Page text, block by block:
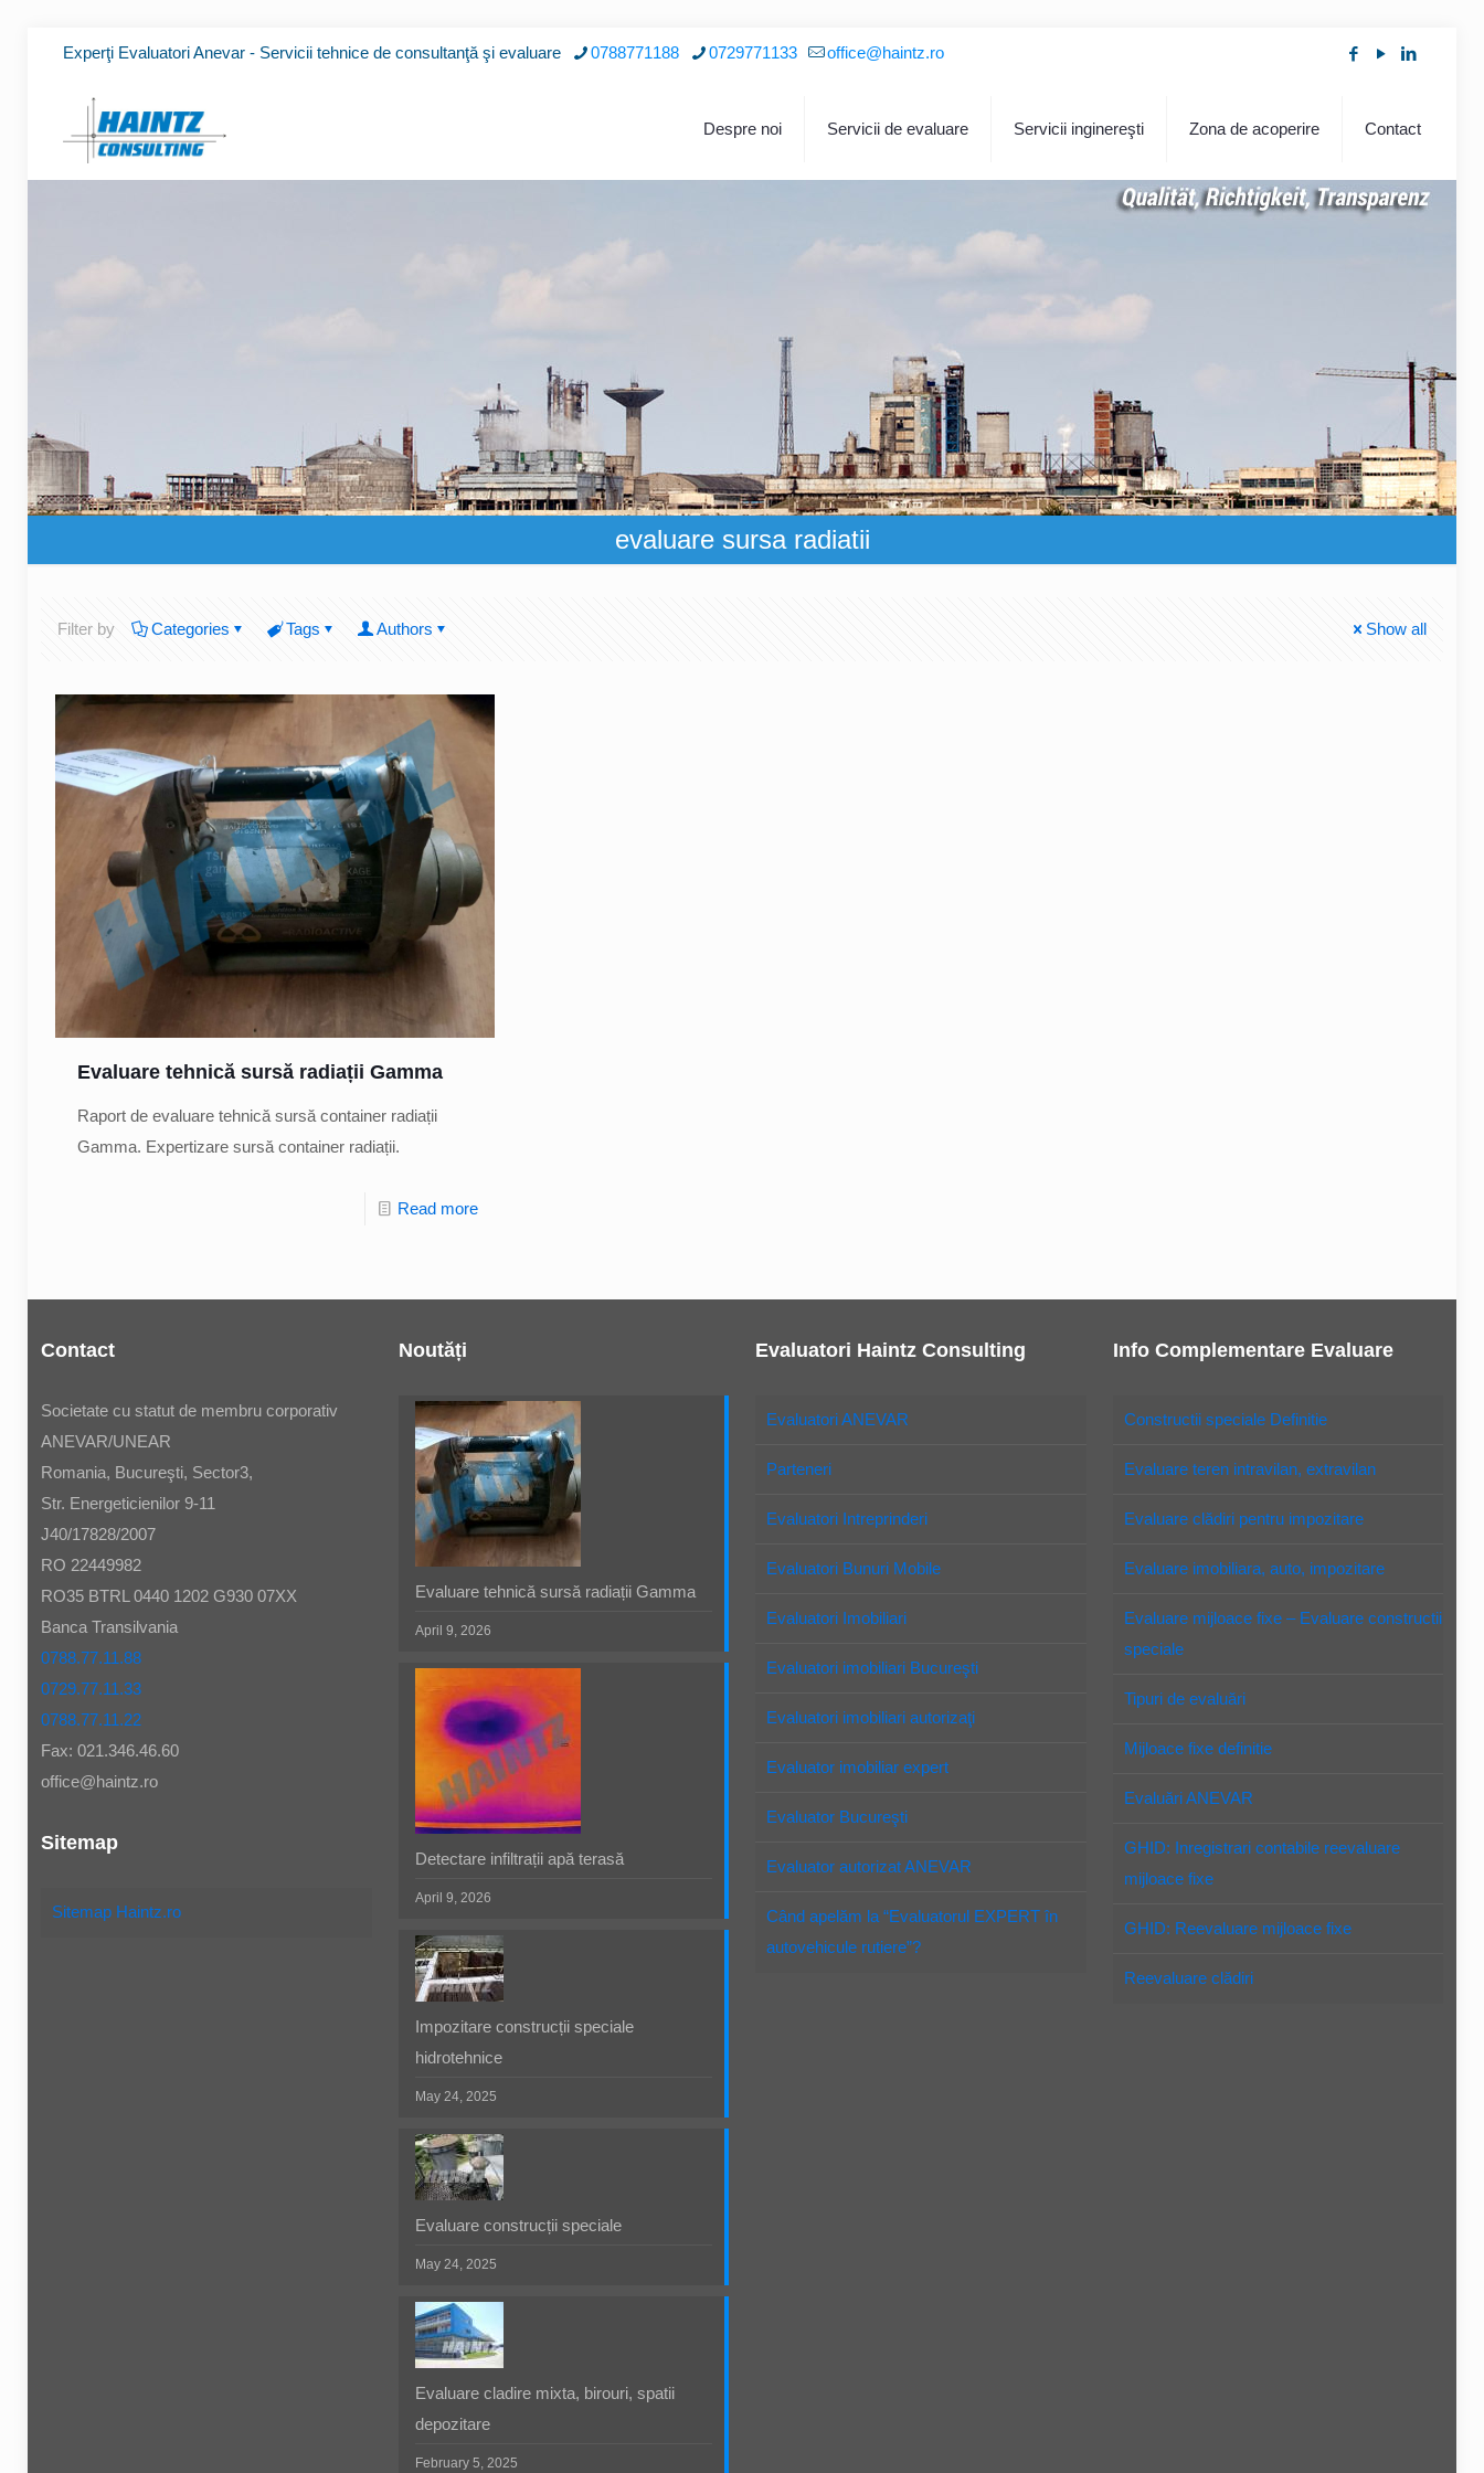
Experţi Evaluatori Anevar - Servicii tehnice de consultanţă şi evaluare 0788771188 0729771133 office@haintz.ro
Despre noi Servicii de evaluare Servicii inginereşti Zona de acoperire Contact
evaluare sursa radiatii
Filter by Categories Tags Authors Show all
Evaluare tehnică sursă radiații Gamma
Raport de evaluare tehnică sursă container radiații
Gamma. Expertizare sursă container radiații.
Read more
Contact
Societate cu statut de membru corporativ
ANEVAR/UNEAR
Romania, Bucureşti, Sector3,
Str. Energeticienilor 9-11
J40/17828/2007
RO 22449982
RO35 BTRL 0440 1202 G930 07XX
Banca Transilvania
0788.77.11.88
0729.77.11.33
0788.77.11.22
Fax: 021.346.46.60
office@haintz.ro
Sitemap
Sitemap Haintz.ro
Noutăți
Evaluare tehnică sursă radiații Gamma
April 9, 2026
Detectare infiltrații apă terasă
April 9, 2026
Impozitare construcții speciale
hidrotehnice
May 24, 2025
Evaluare construcții speciale
May 24, 2025
Evaluare cladire mixta, birouri, spatii
depozitare
February 5, 2025
Evaluatori Haintz Consulting
Evaluatori ANEVAR
Parteneri
Evaluatori Intreprinderi
Evaluatori Bunuri Mobile
Evaluatori Imobiliari
Evaluatori imobiliari Bucureşti
Evaluatori imobiliari autorizaţi
Evaluator imobiliar expert
Evaluator Bucureşti
Evaluator autorizat ANEVAR
Când apelăm la “Evaluatorul EXPERT în
autovehicule rutiere”?
Info Complementare Evaluare
Constructii speciale Definitie
Evaluare teren intravilan, extravilan
Evaluare clădiri pentru impozitare
Evaluare imobiliara, auto, impozitare
Evaluare mijloace fixe – Evaluare constructii
speciale
Tipuri de evaluări
Mijloace fixe definitie
Evaluări ANEVAR
GHID: Inregistrari contabile reevaluare
mijloace fixe
GHID: Reevaluare mijloace fixe
Reevaluare clădiri